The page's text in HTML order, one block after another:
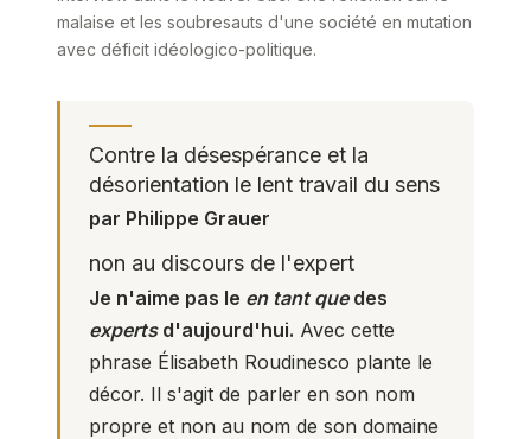
malaise et les soubresauts d'une société en mutation
avec déficit idéologico-politique.
Contre la désespérance et la
désorientation le lent travail du sens
par Philippe Grauer
non au discours de l'expert
Je n'aime pas le en tant quedes
expertsd'aujourd'hui. Avec cette
phrase Élisabeth Roudinesco plante le
décor. Il s'agit de parler en son nom
propre et non au nom de son domaine